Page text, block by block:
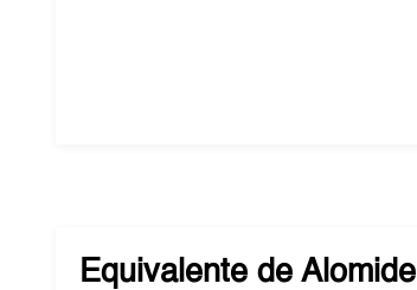
Equivalente deAlomide